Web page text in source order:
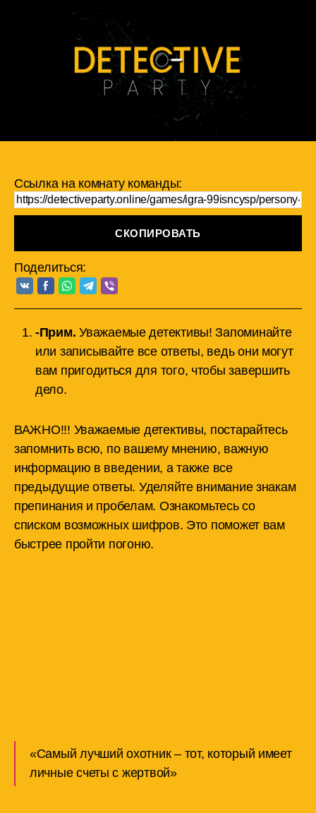
Ссылка на комнату команды:
СКОПИРОВАТЬ
Поделиться:
-Прим.Уважаемые детективы! Запоминайте
или записывайте все ответы, ведь они могут
вам пригодиться для того, чтобы завершить
дело.
ВАЖНО!!! Уважаемые детективы, постарайтесь
запомнить всю, по вашему мнению, важную
информацию в введении, а также все
предыдущие ответы. Уделяйте внимание знакам
препинания и пробелам. Ознакомьтесь со
списком возможных шифров. Это поможет вам
быстрее пройти погоню.
«Самый лучший охотник – тот, который имеет
личные счеты с жертвой»